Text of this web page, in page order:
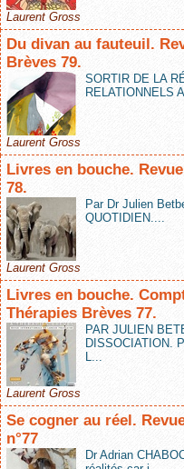
Laurent Gross
Du divan au fauteuil.
Brèves 79.
SORTIR DE LA
RELATIONNELS
Laurent Gross
Livres en bouche.
78.
Par Dr Julien
QUOTIDIEN....
Laurent Gross
Livres en bouche.
Thérapies Brèves 77.
PAR JULIEN
DISSOCIATION.
L...
Laurent Gross
Se cogner au réel.
n°77
Dr Adrian